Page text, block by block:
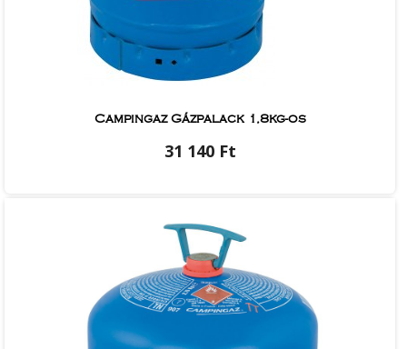
Campingaz Gázpalack 1,8kg-os
31 140 Ft